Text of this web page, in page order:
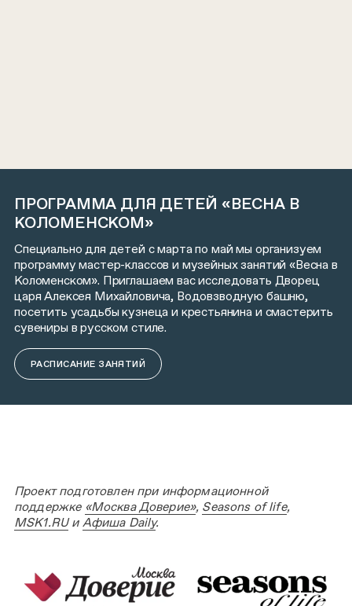
ПРОГРАММА ДЛЯ ДЕТЕЙ «ВЕСНА В
КОЛОМЕНСКОМ»
Специально для детей с марта по май мы организуем
программу мастер-классов и музейных занятий «Весна в
Коломенском». Приглашаем вас исследовать Дворец
царя Алексея Михайловича, Водовзводную башню,
посетить усадьбы кузнеца и крестьянина и смастерить
сувениры в русском стиле.
РАСПИСАНИЕ ЗАНЯТИЙ
Проект подготовлен при информационной
поддержке «Москва Доверие», Seasons of life,
MSK1.RUи Афиша Daily.